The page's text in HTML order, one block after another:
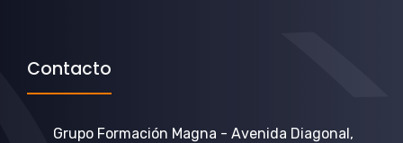
Contacto
Grupo Formación Magna - Avenida Diagonal,